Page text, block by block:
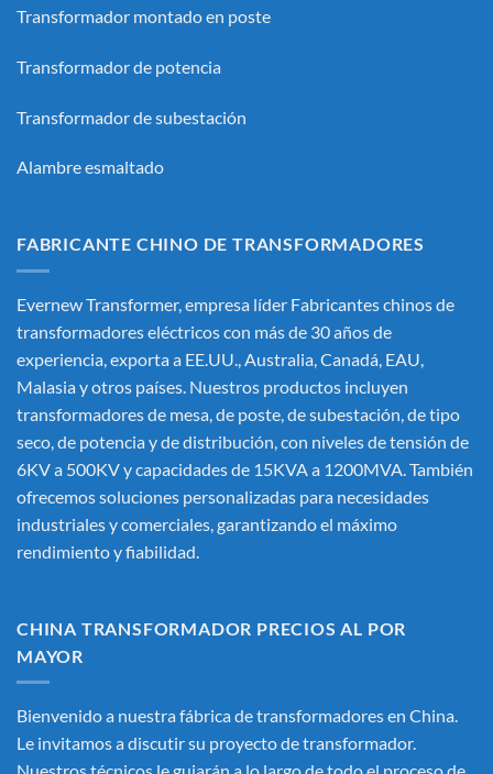
Transformador montado en poste
Transformador de potencia
Transformador de subestación
Alambre esmaltado
FABRICANTE CHINO DE TRANSFORMADORES
Evernew Transformer, empresa líder Fabricantes chinos de
transformadores eléctricoscon más de 30 años de
experiencia, exporta a EE.UU., Australia, Canadá, EAU,
Malasia y otros países. Nuestros productos incluyen
transformadores de mesa, de poste, de subestación, de tipo
seco, de potencia y de distribución, con niveles de tensión de
6KV a 500KV y capacidades de 15KVA a 1200MVA. También
ofrecemos soluciones personalizadas para necesidades
industriales y comerciales, garantizando el máximo
rendimiento y fiabilidad.
CHINA TRANSFORMADOR PRECIOS AL POR
MAYOR
Bienvenido a nuestra fábrica de transformadores en China.
Le invitamos a discutir su proyecto de transformador.